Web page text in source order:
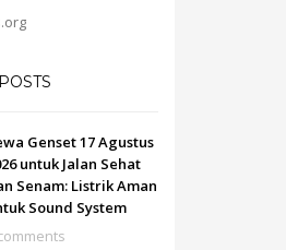
Genset 17 Agustus
untuk Jalan Sehat
Senam: Listrik Aman
Sound System